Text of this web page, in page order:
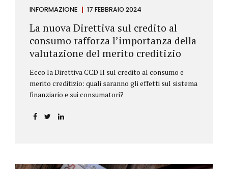
INFORMAZIONE 17 FEBBRAIO 2024
La nuova Direttiva sul credito al
consumo rafforza l’importanza della
valutazione del merito creditizio
Ecco la Direttiva CCD II sul credito al consumo e
merito creditizio: quali saranno gli effetti sul sistema
finanziario e sui consumatori?